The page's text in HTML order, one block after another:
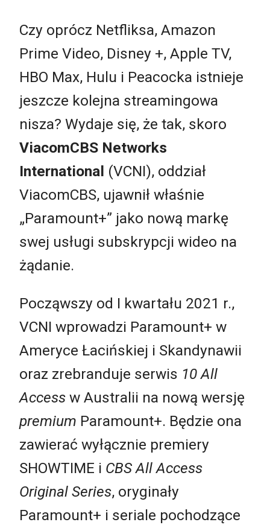
Czy oprócz Netfliksa, Amazon
Prime Video, Disney +, Apple TV,
HBO Max, Hulu i Peacocka istnieje
jeszcze kolejna streamingowa
nisza? Wydaje się, że tak, skoro
ViacomCBS Networks
International (VCNI), oddział
ViacomCBS, ujawnił właśnie
„Paramount+” jako nową markę
swej usługi subskrypcji wideo na
żądanie.
Począwszy od I kwartału 2021 r.,
VCNI wprowadzi Paramount+ w
Ameryce Łacińskiej i Skandynawii
oraz zrebranduje serwis 10 All
Access w Australii na nową wersję
premium Paramount+. Będzie ona
zawierać wyłącznie premiery
SHOWTIME i CBS All Access
Original Series, oryginały
Paramount+ i seriale pochodzące